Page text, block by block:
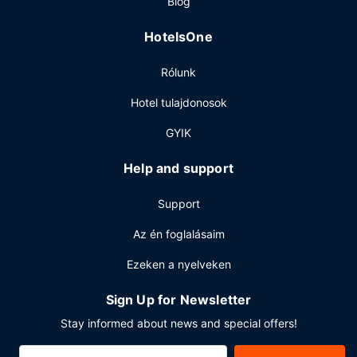
A szálláshelyen számítógépállomás, gyorsított
lehetőség is igénybe vehető. Az autóval érkező vendégek
HotelsOne
Rólunk
Hotel tulajdonosok
GYIK
Help and support
Support
Az én foglalásaim
Ezeken a nyelveken
Sign Up for Newsletter
Stay informed about news and special offers!